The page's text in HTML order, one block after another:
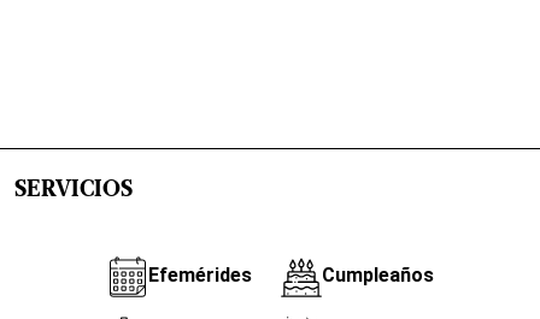
SERVICIOS
Efemérides Cumpleaños